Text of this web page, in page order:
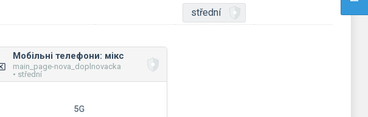
střední
Мобільні телефони: мікс
main_page-nova_doplnovacka
• střední